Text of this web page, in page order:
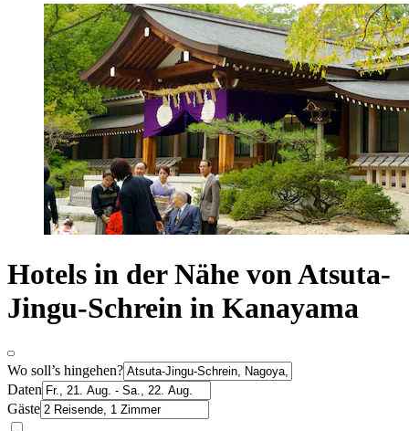
Hotels in der Nähe von Atsuta-
Jingu-Schrein in Kanayama
Wo soll’s hingehen?
Daten
Gäste